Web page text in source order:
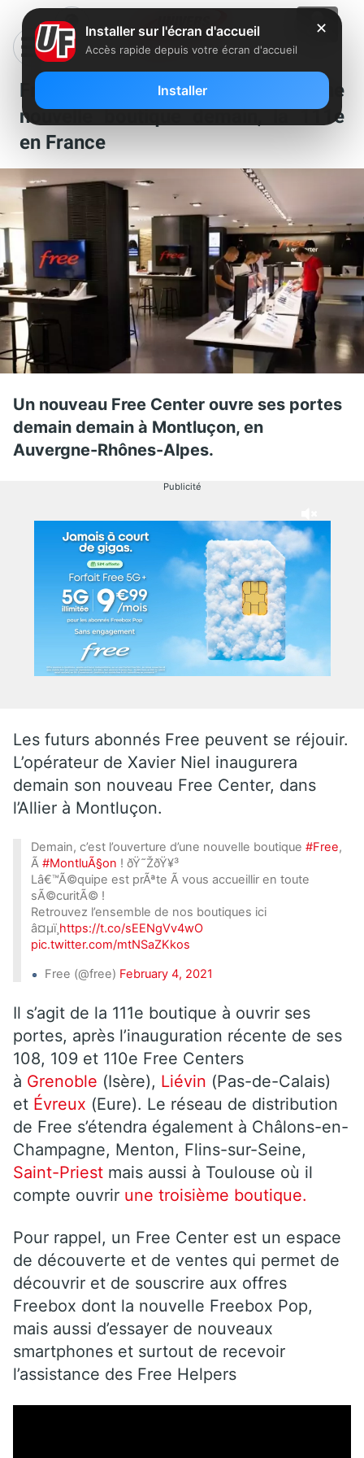
Free annonce l’ouverture d’une
nouvelle boutique demain, la 111e
en France
Un nouveau Free Center ouvre ses portes
demain demain à Montluçon, en
Auvergne-Rhônes-Alpes.
Publicité
Les futurs abonnés Free peuvent se réjouir.
L’opérateur de Xavier Niel inaugurera
demain son nouveau Free Center, dans
l’Allier à Montluçon.
Demain, c’est l’ouverture d’une nouvelle boutique #Free,
Ã #MontluÃ§on ! ðŸ˜ŽðŸ¥³
Lâ€™Ã©quipe est prÃªte Ã vous accueillir en toute
sÃ©curitÃ© !
Retrouvez l’ensemble de nos boutiques ici
â¤µï¸ https://t.co/sEENgVv4wO
pic.twitter.com/mtNSaZKkos
Free (@free) February 4, 2021
Il s’agit de la 111e boutique à ouvrir ses
portes, après l’inauguration récente de ses
108, 109 et 110e Free Centers
à Grenoble (Isère), Liévin (Pas-de-Calais)
et Évreux (Eure). Le réseau de distribution
de Free s’étendra également à Châlons-en-
Champagne, Menton, Flins-sur-Seine,
Saint-Priest mais aussi à Toulouse où il
compte ouvrir une troisième boutique.
Pour rappel, un Free Center est un espace
de découverte et de ventes qui permet de
découvrir et de souscrire aux offres
Freebox dont la nouvelle Freebox Pop,
mais aussi d’essayer de nouveaux
smartphones et surtout de recevoir
l’assistance des Free Helpers
✕
Installer sur l'écran d'accueil
Accès rapide depuis votre écran d'accueil
Installer